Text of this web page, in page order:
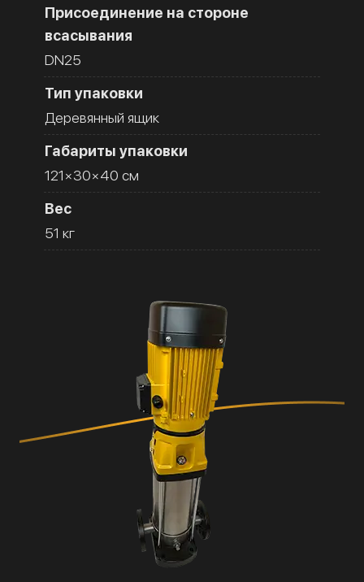
Присоединение на стороне
всасывания
DN25
Тип упаковки
Деревянный ящик
Габариты упаковки
121×30×40 см
Вес
51 кг